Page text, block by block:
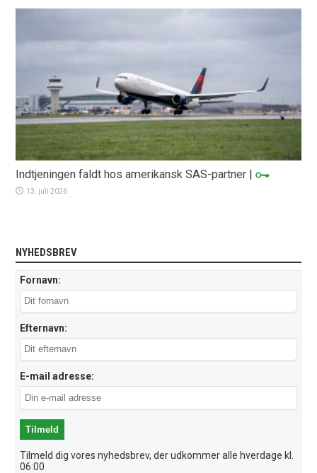
Indtjeningen faldt hos amerikansk SAS-partner |
13. juli 2026
NYHEDSBREV
Fornavn:
Efternavn:
E-mail adresse:
Tilmeld dig vores nyhedsbrev, der udkommer alle hverdage kl.
06:00